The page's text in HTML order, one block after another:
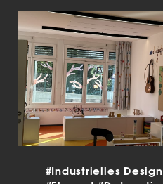
#Industrielles Design